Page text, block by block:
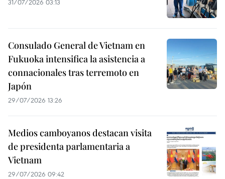
31/07/2026 03:13
Consulado General de Vietnam en
Fukuoka intensifica la asistencia a
connacionales tras terremoto en
Japón
29/07/2026 13:26
Medios camboyanos destacan visita
de presidenta parlamentaria a
Vietnam
29/07/2026 09:42